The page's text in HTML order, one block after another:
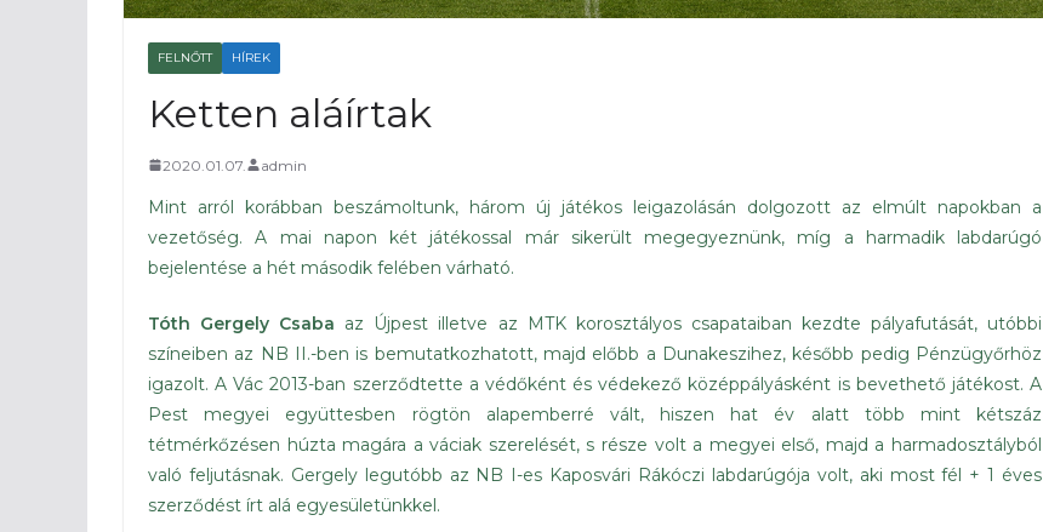
FELNŐTT HÍREK
Ketten aláírtak
2020.01.07. admin
Mint arról korábban beszámoltunk, három új játékos leigazolásán dolgozott az elmúlt napokban a
vezetőség. A mai napon két játékossal már sikerült megegyeznünk, míg a harmadik labdarúgó
bejelentése a hét második felében várható.
Tóth Gergely Csaba az Újpest illetve az MTK korosztályos csapataiban kezdte pályafutását, utóbbi
színeiben az NB II.-ben is bemutatkozhatott, majd előbb a Dunakeszihez, később pedig Pénzügyőrhöz
igazolt. A Vác 2013-ban szerződtette a védőként és védekező középpályásként is bevethető játékost. A
Pest megyei együttesben rögtön alapemberré vált, hiszen hat év alatt több mint kétszáz
tétmérkőzésen húzta magára a váciak szerelését, s része volt a megyei első, majd a harmadosztályból
való feljutásnak. Gergely legutóbb az NB I-es Kaposvári Rákóczi labdarúgója volt, aki most fél + 1 éves
szerződést írt alá egyesületünkkel.